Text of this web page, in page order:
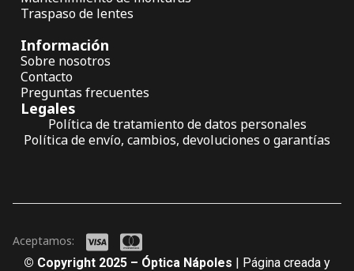
Traspaso de lentes
Información
Sobre nosotros
Contacto
Preguntas frecuentes
Legales
Política de tratamiento de datos personales
Política de envío, cambios, devoluciones o garantías
© Copyright 2025 – Óptica Nápoles | Página creada y
Aceptamos: